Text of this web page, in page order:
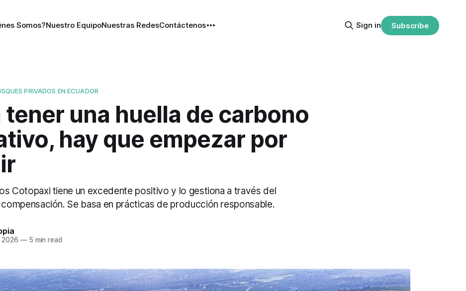
Somos?Nuestro EquipoNuestras RedesContáctenos Sign in Subscribe
PRIVADOS EN ECUADOR
tener una huella de carbono
hay que empezar por
Cotopaxi tiene un excedente positivo y lo gestiona a través del
Se basa en prácticas de producción responsable.
2026 —5 min read